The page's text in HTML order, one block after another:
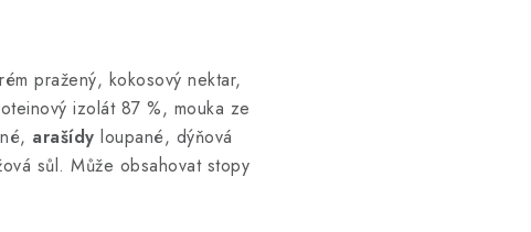
pražený, kokosový nektar,
izolát 87 %, mouka ze
arašídy loupané, dýňová
sůl. Může obsahovat stopy